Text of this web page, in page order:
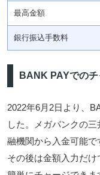
最高金額
銀行振込手数料
BANK PAYでの
2022年6月2日より、
した。メガバンクの
融機関から入金可能で
その後は金額入力だ